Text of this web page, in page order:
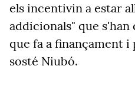
els incentivin a estar
addicionals" que
que fa a finançament i
sosté Niubó.